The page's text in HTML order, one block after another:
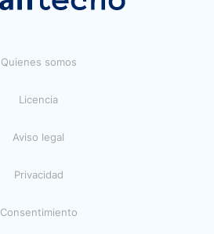
Quienes somos
Licencia
Aviso legal
Privacidad
Consentimiento